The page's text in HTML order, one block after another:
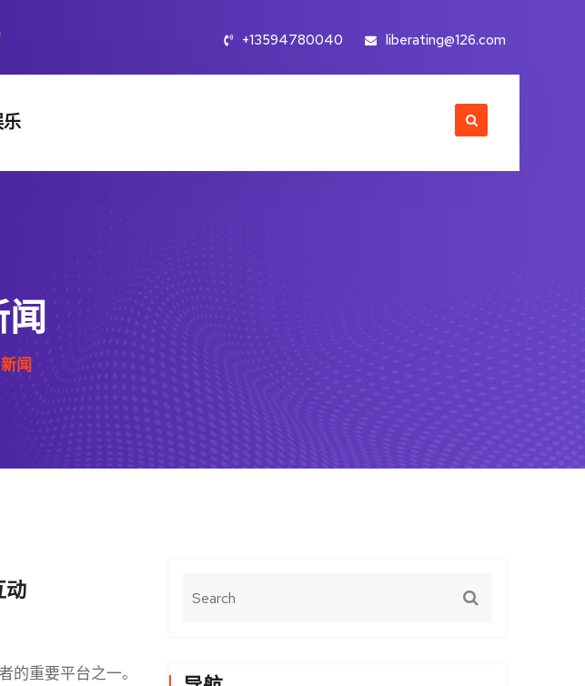
+13594780040 liberating@126.com
闻
动
重要平台之一。